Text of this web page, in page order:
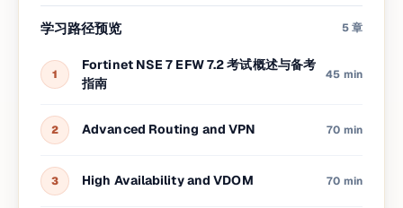
学习路径预览 5 章
1
Fortinet NSE 7 EFW 7.2 考试概述与备考
指南
45 min
2 Advanced Routing and VPN 70 min
3 High Availability and VDOM 70 min